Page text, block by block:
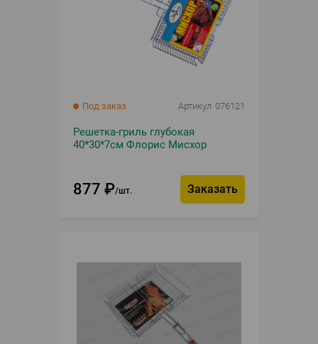
Под заказ Артикул 076121
Решетка-гриль глубокая
40*30*7см Флорис Мисхор
877 ₽ шт. Заказать